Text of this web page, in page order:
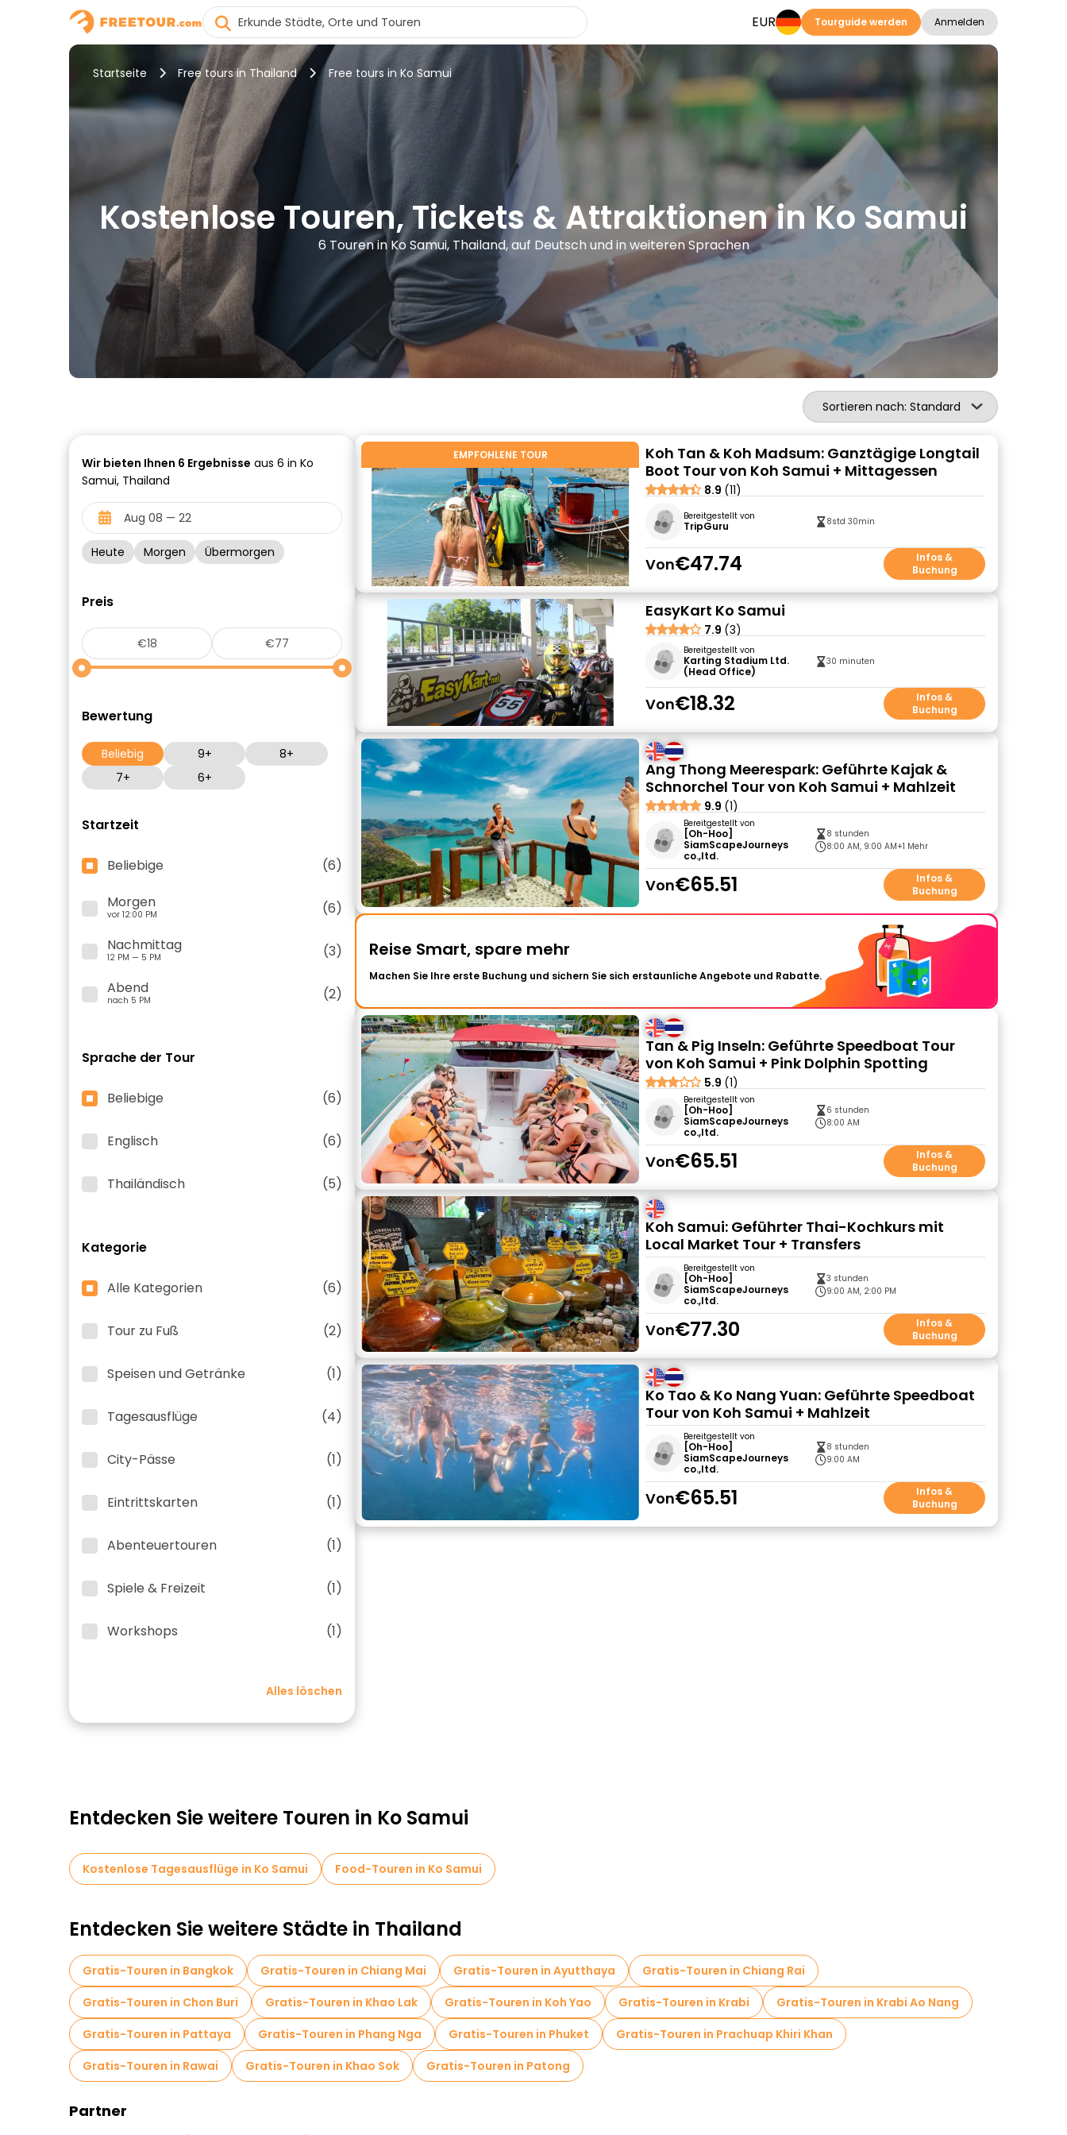
EUR Tourguide werden Anmelden
Startseite Free tours in Thailand Free tours in Ko Samui
Kostenlose Touren, Tickets & Attraktionen in Ko Samui
6 Touren in Ko Samui, Thailand, auf Deutsch und in weiteren Sprachen
Sortieren nach: Standard
Wir bieten Ihnen 6 Ergebnisse aus 6 in Ko
Samui, Thailand
Heute Morgen Übermorgen
Preis
Bewertung
Beliebig 9+
8+
7+
6+
Startzeit
Beliebige
(6)
Morgen
vor 12:00 PM
(6)
Nachmittag
12 PM — 5 PM
(3)
Abend
nach 5 PM (2)
Sprache der Tour
Beliebige (6)
Englisch (6)
Thailändisch (5)
Kategorie
Alle Kategorien (6)
Tour zu Fuß (2)
Speisen und Getränke (1)
Tagesausflüge (4)
City-Pässe (1)
Eintrittskarten (1)
Abenteuertouren (1)
Spiele & Freizeit (1)
Workshops (1)
Alles löschen
EMPFOHLENE TOUR
Koh Tan & Koh Madsum: Ganztägige Longtail
Boot Tour von Koh Samui + Mittagessen
8.9 (11)
Bereitgestellt von
TripGuru 8std 30min
Von€47.74
Infos &
Buchung
EasyKart Ko Samui
7.9 (3)
Bereitgestellt von
Karting Stadium Ltd.
(Head Office)
30 minuten
Von€18.32
Infos &
Buchung
Ang Thong Meerespark: Geführte Kajak &
Schnorchel Tour von Koh Samui + Mahlzeit
9.9 (1)
Bereitgestellt von
[Oh-Hoo]
SiamScapeJourneys
co.,ltd.
8 stunden
8:00 AM, 9:00 AM+1 Mehr
Von€65.51
Infos &
Buchung
Reise Smart, spare mehr
Machen Sie Ihre erste Buchung und sichern Sie sich erstaunliche Angebote und Rabatte.
Tan & Pig Inseln: Geführte Speedboat Tour
von Koh Samui + Pink Dolphin Spotting
5.9 (1)
Bereitgestellt von
[Oh-Hoo]
SiamScapeJourneys
co.,ltd.
6 stunden
8:00 AM
Von€65.51
Infos &
Buchung
Koh Samui: Geführter Thai-Kochkurs mit
Local Market Tour + Transfers
Bereitgestellt von
[Oh-Hoo]
SiamScapeJourneys
co.,ltd.
3 stunden
9:00 AM, 2:00 PM
Von€77.30
Infos &
Buchung
Ko Tao & Ko Nang Yuan: Geführte Speedboat
Tour von Koh Samui + Mahlzeit
Bereitgestellt von
[Oh-Hoo]
SiamScapeJourneys
co.,ltd.
8 stunden
9:00 AM
Von€65.51
Infos &
Buchung
Entdecken Sie weitere Touren in Ko Samui
Kostenlose Tagesausflüge in Ko Samui Food-Touren in Ko Samui
Entdecken Sie weitere Städte in Thailand
Gratis-Touren in Bangkok Gratis-Touren in Chiang Mai Gratis-Touren in Ayutthaya
Gratis-Touren in Chiang Rai
Gratis-Touren in Chon Buri
Gratis-Touren in Khao Lak Gratis-Touren in Koh Yao Gratis-Touren in Krabi
Gratis-Touren in Krabi Ao Nang
Gratis-Touren in Pattaya
Gratis-Touren in Phang Nga Gratis-Touren in Phuket
Gratis-Touren in Prachuap Khiri Khan
Gratis-Touren in Rawai
Gratis-Touren in Khao Sok Gratis-Touren in Patong
Partner